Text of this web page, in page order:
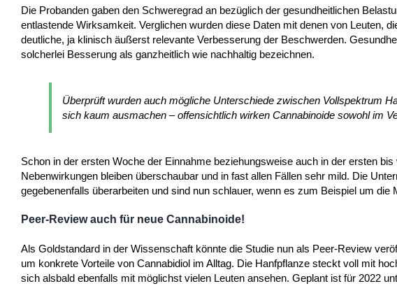
Die Probanden gaben den Schweregrad an bezüglich der gesundheitlichen
entlastende Wirksamkeit. Verglichen wurden diese Daten mit denen von Leuten,
deutliche, ja klinisch äußerst relevante Verbesserung der Beschwerden.
solcherlei Besserung als ganzheitlich wie nachhaltig bezeichnen.
Überprüft wurden auch mögliche Unterschiede zwischen Vollspektrum
sich kaum ausmachen – offensichtlich wirken Cannabinoide sowohl im
Schon in der ersten Woche der Einnahme beziehungsweise auch in der ersten
Nebenwirkungen bleiben überschaubar und in fast allen Fällen sehr mild. Die
gegebenenfalls überarbeiten und sind nun schlauer, wenn es zum Beispiel um
Peer-Review auch für neue Cannabinoide!
Als Goldstandard in der Wissenschaft könnte die Studie nun als Peer-Review
um konkrete Vorteile von Cannabidiol im Alltag. Die Hanfpflanze steckt voll mit
sich alsbald ebenfalls mit möglichst vielen Leuten ansehen. Geplant ist für 2022